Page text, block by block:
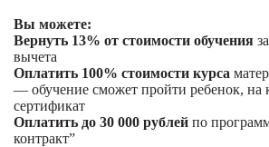
Вы можете:
Вернуть 13% от стоимости обучения
вычета
Оплатить 100% стоимости курса
— обучение сможет пройти ребенок, на
сертификат
Оплатить до 30 000 рублей по
контракт”